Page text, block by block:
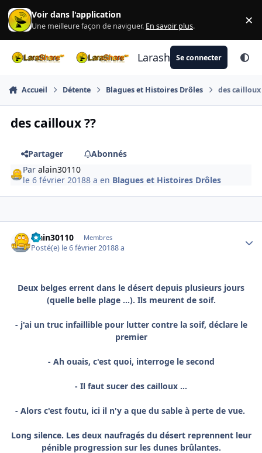
Aller au contenu
Voir dans l'application
Une meilleure façon de naviguer. En savoir plus. ×
LarashareSe connecter
Accueil Détente Blagues et Histoires Drôles des cailloux
des cailloux ??
Partager
Abonnés
Paralain30110
le 6 février 20188 a en Blagues et Histoires Drôles
alain30110 Membres
Posté(e) le 6 février 20188 a
Deux belges errent dans le désert depuis plusieurs jours
(quelle belle plage ...). Ils meurent de soif.
- j'ai un truc infaillible pour lutter contre la soif, déclare le
premier
- Ah ouais, c'est quoi, interroge le second
- Il faut sucer des cailloux ...
- Alors c'est foutu, ici il n'y a que du sable à perte de vue.
Long silence. Les deux naufragés du désert reprennent leur
pénible progression sur les dunes brûlantes.